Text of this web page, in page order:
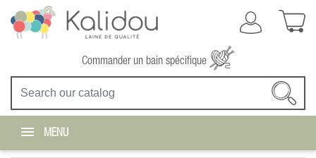
Commander un bain spécifique
MENU